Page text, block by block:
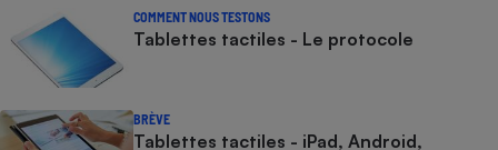
COMMENT NOUS TESTONS
Tablettes tactiles - Le protocole
BRÈVE
Tablettes tactiles - iPad, Android,